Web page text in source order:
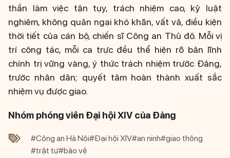
thần làm việc tận tụy, trách nhiệm cao, kỷ luật
nghiêm, không quản ngại khó khăn, vất vả, điều kiện
thời tiết của cán bộ, chiến sĩ Công an Thủ đô. Mỗi vị
trí công tác, mỗi ca trực đều thể hiện rõ bản lĩnh
chính trị vững vàng, ý thức trách nhiệm trước Đảng,
trước nhân dân; quyết tâm hoàn thành xuất sắc
nhiệm vụ được giao.
Nhóm phóng viên Đại hội XIV của Đảng
#Công an Hà Nội#Đại hội XIV#an ninh#giao thông
#trật tự#bảo vệ